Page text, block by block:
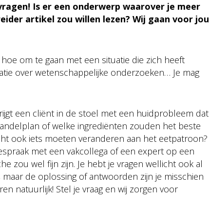
Is er een onderwerp waarover je meer
artikel zou willen lezen? Wij gaan voor jou
om te gaan met een situatie die zich heeft
over wetenschappelijke onderzoeken… Je mag
een cliënt in de stoel met een huidprobleem dat
of welke ingrediënten zouden het beste
ook iets moeten veranderen aan het eetpatroon?
met een vakcollega of een expert op een
zou wel fijn zijn. Je hebt je vragen wellicht ook al
de oplossing of antwoorden zijn je misschien
natuurlijk! Stel je vraag en wij zorgen voor